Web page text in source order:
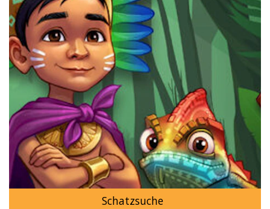
Schatzsuche